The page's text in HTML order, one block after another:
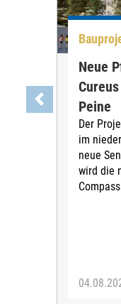
Neue
Peine
Der
im
neue
wird die